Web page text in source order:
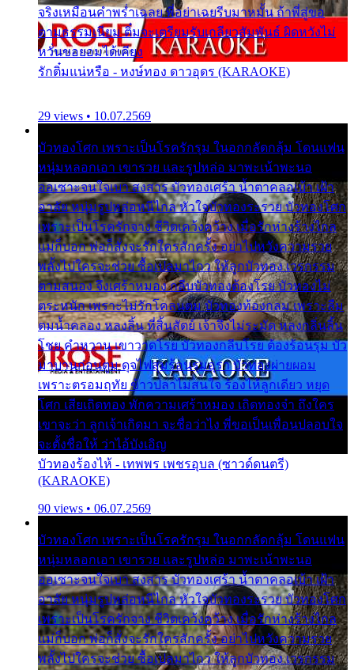
จริงเหมือนคำพร่ำเฉลย พี่อย่าเฉยรีบมาหมั้น ถ้าพี่สู่ขอ
ตามธรรมเนียม ติ๋มจะเตรียมรับเกลียวสัมพันธ์ ผิดหวังไม่
หวั่นขอยอมได้เคียง
รักติ๋มแน่หรือ - หงษ์ทอง ดาวอุดร (KARAOKE)
29 views • 10.07.2569
บัวทองโศก เพราะเป็นโรครักรุม ในอกกลัดกลุ้ม โดนแฟน
หนุ่มหลอกเอา เขารวย และรูปหล่อ มาพะเน้าพะนอ
ออเซาะจนใจเบา สงสาร บัวทองเศร้า น้ำตาคลอเบ้า เฝ้า
อาลัย หนุ่มรูปหล่อหนีไกล หัวใจบัวทองระรวย บัวทองโศก
เพราะเป็นโรครักจาง ชีวิตเคว้งคว้าง เมื่อรักห่างร้างไกล
แม่ก็บอก พ่อก็สั่งจะรักใครสักครั้ง อย่าไปหวังความรวย
พลั้งไปใครจะช่วย ซื้อเปลมาไกว ให้ลูกบัวทอง เวรกรรม
ตามสนอง จึงเศร้าหมอง กลีบบัวทองต้องโรย บัวทองไม่
ตระหนัก เพราะไม่รักโคลนตม บัวทองท้องกลม เพราะลืม
ตมน้ำคลอง หลงลิ้น ที่สิ้นสัตย์ เจ้าจึงไม่ระมัด หลงกลิ่นลิ้น
โชย คำหวาน เขาวาดโรย บัวทองกลีบโรย ต้องร้อนรุม บัว
มาบานก่อนตูม ดุจไฟสุมร้อนรุมอุรา บัวทองผ่ายผอม
เพราะตรอมฤทัย ข้าวปลาไม่สนใจ ร้องไห้ลูกเดียว หยุด
โศก เสียเถิดทอง พักความเศร้าหมอง เถิดทองจ๋า ถึงใคร
เขาจะว่า ลูกเจ้าเกิดมา จะชื่อว่าไง พี่ขอเป็นเพื่อนปลอบใจ
จะตั้งชื่อให้ ว่าไอ้บังเอิญ
บัวทองร้องไห้ - เทพพร เพชรอุบล (ซาวด์ดนตรี)
(KARAOKE)
90 views • 06.07.2569
บัวทองโศก เพราะเป็นโรครักรุม ในอกกลัดกลุ้ม โดนแฟน
หนุ่มหลอกเอา เขารวย และรูปหล่อ มาพะเน้าพะนอ
ออเซาะจนใจเบา สงสาร บัวทองเศร้า น้ำตาคลอเบ้า เฝ้า
อาลัย หนุ่มรูปหล่อหนีไกล หัวใจบัวทองระรวย บัวทองโศก
เพราะเป็นโรครักจาง ชีวิตเคว้งคว้าง เมื่อรักห่างร้างไกล
แม่ก็บอก พ่อก็สั่งจะรักใครสักครั้ง อย่าไปหวังความรวย
พลั้งไปใครจะช่วย ซื้อเปลมาไกว ให้ลูกบัวทอง เวรกรรม